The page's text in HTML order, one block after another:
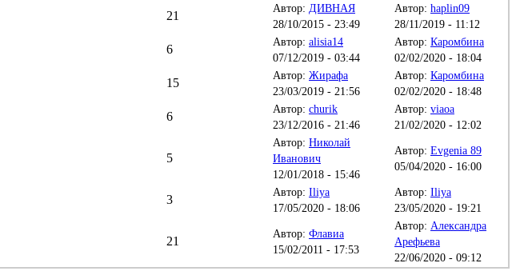
21
Автор: ДИВНАЯ
28/10/2015 - 23:49
Автор: haplin09
28/11/2019 - 11:12
6
Автор: alisia14
07/12/2019 - 03:44
Автор: Каромбина
02/02/2020 - 18:04
15
Автор: Жирафа
23/03/2019 - 21:56
Автор: Каромбина
02/02/2020 - 18:48
6
Автор: churik
23/12/2016 - 21:46
Автор: viaoa
21/02/2020 - 12:02
5
Автор: Николай
Иванович
12/01/2018 - 15:46
Автор: Evgenia 89
05/04/2020 - 16:00
3
Автор: Iliya
17/05/2020 - 18:06
Автор: Iliya
23/05/2020 - 19:21
21
Автор: Флавиа
15/02/2011 - 17:53
Автор: Александра
Арефьева
22/06/2020 - 09:12